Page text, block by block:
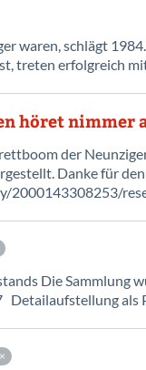
waren, schlägt 1984.
treten erfolgreich
höret nimmer
der
Danke für
2000143308253/
Die Sammlung
als